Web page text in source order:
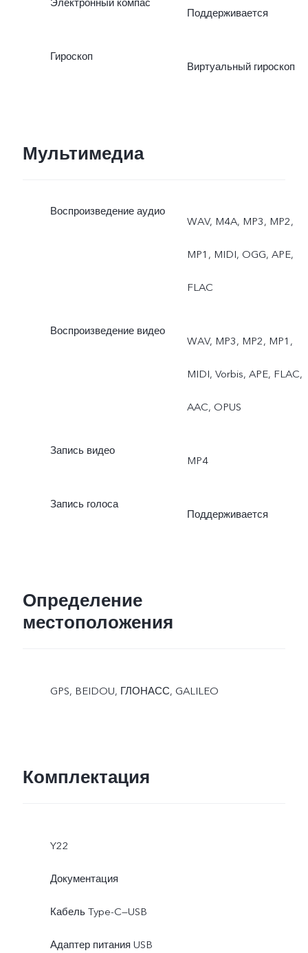
Электронный компас
Поддерживается
Гироскоп
Виртуальный гироскоп
Мультимедиа
Воспроизведение аудио
WAV, M4A, MP3, MP2,
MP1, MIDI, OGG, APE,
FLAC
Воспроизведение видео
WAV, MP3, MP2, MP1,
MIDI, Vorbis, APE, FLAC,
AAC, OPUS
Запись видео
MP4
Запись голоса
Поддерживается
Определение
местоположения
GPS, BEIDOU, ГЛОНАСС, GALILEO
Комплектация
Y22
Документация
Кабель Type-C—USB
Адаптер питания USB